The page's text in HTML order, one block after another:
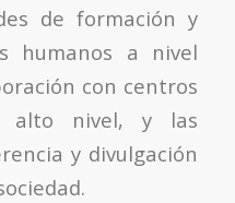
de formación y
humanos a nivel
con centros
alto nivel, y las
y divulgación